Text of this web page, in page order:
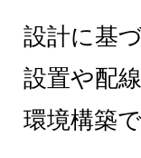
設計に基
設置や配
環境構築で